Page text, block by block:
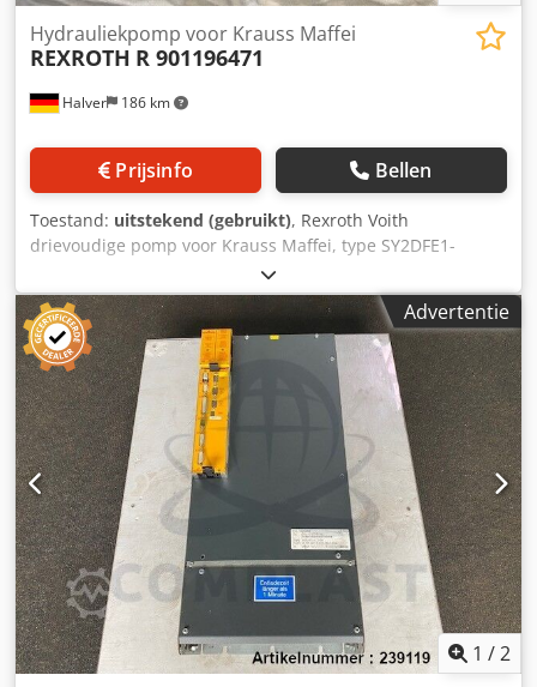
Halver 186 km
Hydrauliekpomp voor Krauss Maffei
REXROTH R 901196471
Prijsinfo Bellen
Toestand: uitstekend (gebruikt), Rexroth Voith
drievoudige pomp voor Krauss Maffei, type SY2DFE1-
20/071/071 KM-nummer: 6268540 KM-nummer: 6441936
R901196471 Dcjdpfxjy S Amwj Ab Eok
Advertentie
1 /2